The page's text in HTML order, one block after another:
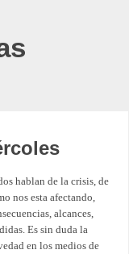
hablan de la crisis, de
nos esta afectando,
alcances,
Es sin duda la
en los medios de